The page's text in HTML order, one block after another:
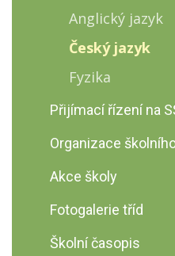
Anglický jazyk
Český jazyk
Fyzika
Přijímací řízení na
Organizace
Akce školy
Fotogalerie tříd
Školní časopis